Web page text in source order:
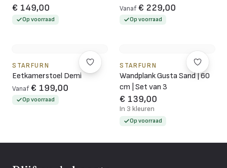
€ 149,00
Op voorraad
Vanaf € 229,00
Op voorraad
STARFURN
Eetkamerstoel Demi
Vanaf € 199,00
Op voorraad
STARFURN
Wandplank Gusta Sand | 60
cm | Set van 3
€ 139,00
In 3 kleuren
Op voorraad